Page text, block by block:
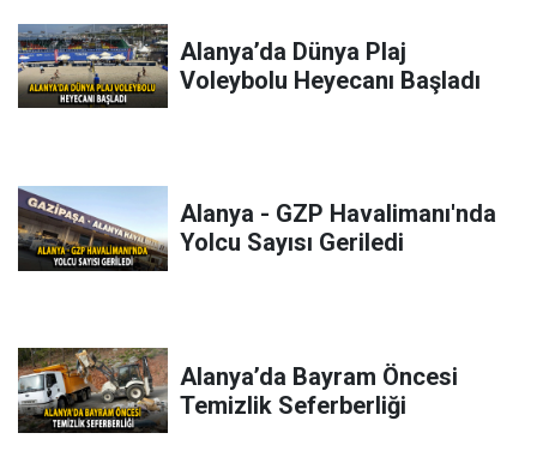
Alanya’da Dünya Plaj
Voleybolu Heyecanı Başladı
Alanya - GZP Havalimanı'nda
Yolcu Sayısı Geriledi
Alanya’da Bayram Öncesi
Temizlik Seferberliği